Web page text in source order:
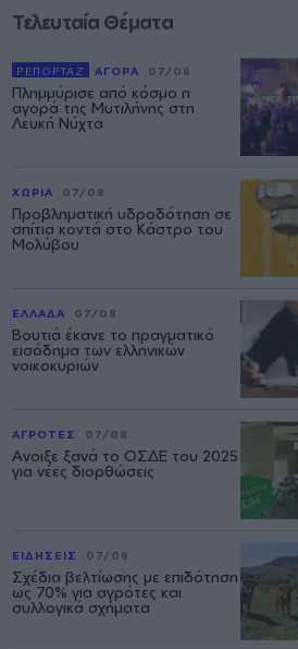
Τελευταία Θέματα
ΡΕΠΟΡΤΑΖ ΑΓΟΡΑ 07/08
Πλημμύρισε από κόσμο η
αγορά της Μυτιλήνης στη
Λευκή Νύχτα
ΧΩΡΙΑ 07/08
Προβληματική υδροδότηση σε
σπίτια κοντά στο Κάστρο του
Μολύβου
ΕΛΛΑΔΑ 07/08
Βουτιά έκανε το πραγματικό
εισόδημα των ελληνικών
νοικοκυριών
ΑΓΡΟΤΕΣ 07/08
Ανοιξε ξανά το ΟΣΔΕ του 2025
για νέες διορθώσεις
ΕΙΔΗΣΕΙΣ 07/08
Σχέδια βελτίωσης με επιδότηση
ως 70% για αγρότες και
συλλογικά σχήματα